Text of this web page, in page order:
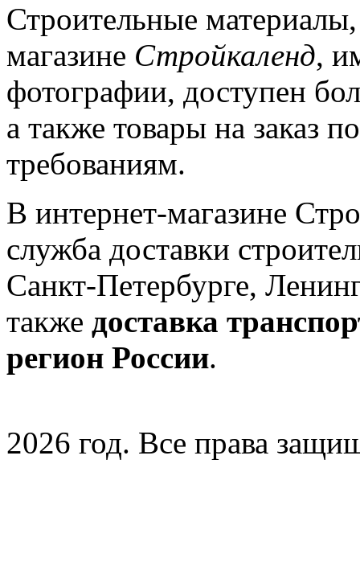
Строительные
магазине Стройкаленд,
фотографии, доступен
а также товары на заказ
требованиям.
В интернет-магазине
служба доставки
Санкт-Петербурге,
также доставка
регион России.
2026 год. Все права